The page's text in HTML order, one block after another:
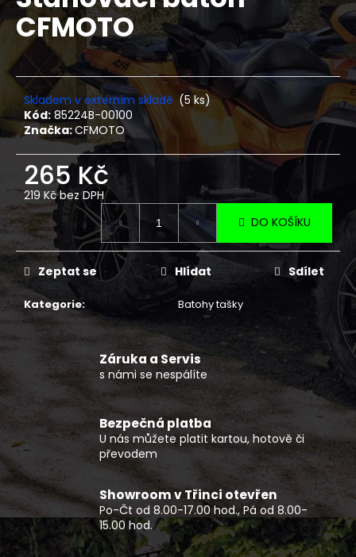
0,0
z
hvězdiček.
CFMOTO
Skladem v externím skladě (5 ks)
Kód: 85224B-00100
Značka:CFMOTO
265 Kč
219 Kč bez DPH
Měrná
cena:
DO KOŠÍKU
Kategorie: Batohy tašky
Zeptat se Hlídat Sdílet
Záruka a Servis
s námi se nespálíte
Bezpečná platba
U nás můžete platit kartou, hotově či
převodem
Showroom v Třinci otevřen
Po-Čt od 8.00-17.00 hod., Pá od 8.00-
15.00 hod.
a
j
í
t
?
D
o
p
o
u
j
m
e
ČTYŘKOLKA
CFMOTO
GLADIATOR
X850
EPS